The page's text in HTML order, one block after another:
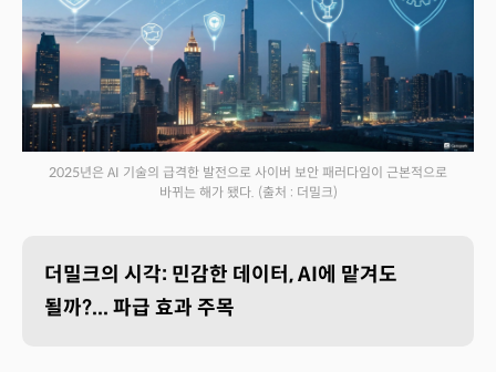
2025년은 AI 기술의 급격한 발전으로 사이버 보안 패러다임이 근본적으로
바뀌는 해가 됐다. (출처 : 더밀크)
더밀크의 시각: 민감한 데이터, AI에 맡겨도
될까?... 파급 효과 주목